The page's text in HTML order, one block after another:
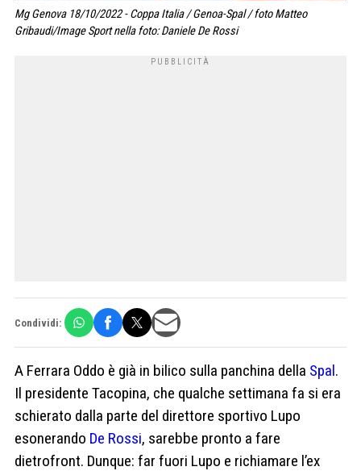
Mg Genova 18/10/2022 - Coppa Italia / Genoa-Spal / foto Matteo
Gribaudi/Image Sport nella foto: Daniele De Rossi
Condividi:
A Ferrara Oddo è già in bilico sulla panchina della Spal.
Il presidente Tacopina, che qualche settimana fa si era
schierato dalla parte del direttore sportivo Lupo
esonerando De Rossi, sarebbe pronto a fare
dietrofront. Dunque: far fuori Lupo e richiamare l’ex